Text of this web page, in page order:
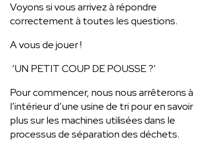
Voyons si vous arrivez à répondre
correctement à toutes les questions.
A vous de jouer !
‘UN PETIT COUP DE POUSSE ?’
Pour commencer, nous nous arrêterons à
l’intérieur d’une usine de tri pour en savoir
plus sur les machines utilisées dans le
processus de séparation des déchets.